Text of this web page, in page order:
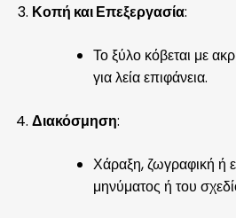
Κοπή και Επεξεργασία:
Το ξύλο κόβεται με
για λεία επιφάνεια.
Διακόσμηση:
Χάραξη, ζωγραφική ή
μηνύματος ή του